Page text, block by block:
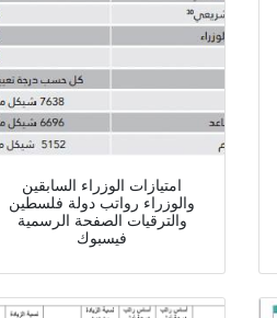
امتيازات الوزراء السابقين
والوزراء رواتب دولة فلسطين
والترقيات الصفحة الرسمية
فيسبوك